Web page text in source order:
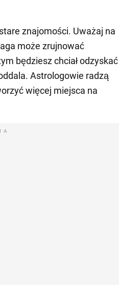
znajomości. Uważaj na
może zrujnować
będziesz chciał odzyskać
Astrologowie radzą
więcej miejsca na